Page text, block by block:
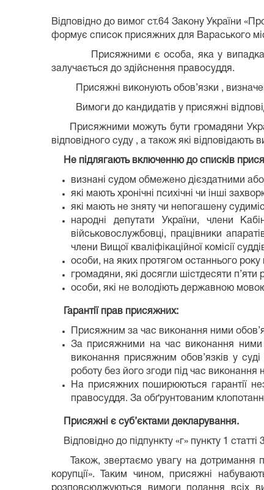
Відповідно до вимог ст.64 Закону України
формує список присяжних для Вараського
Присяжними є особа, яка у випадках,
залучається до здійснення правосуддя.
Присяжні виконують обов’язки , визначені
Вимоги до кандидатів у присяжні
Присяжними можуть бути громадяни
відповідного суду , а також які
Не підлягають включенню до списків
визнані судом обмежено дієздатними
які мають хронічні психічні чи інші
які мають не зняту чи непогашену
народні депутати України, члени
військовослужбовці, працівники
члени Вищої кваліфікаційної комісії
особи, на яких протягом останнього
громадяни, які досягли шістдесяти п’яти
особи, які не володіють державною
Гарантії прав присяжних:
Присяжним за час виконання ними
За присяжними на час виконання ними
виконання присяжним обов’язків у
роботу без його згоди під час виконання
На присяжних поширюються гарантії
правосуддя. За обґрунтованим
Присяжні є суб’єктами декларування.
Відповідно до підпункту «г» пункту 1
Також, звертаємо увагу на дотримання
корупції». Таким чином, присяжні
розповсюджуються вимоги подання всіх